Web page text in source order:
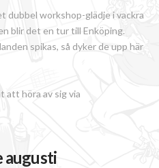
dubbel workshop-glädje i vackra
blir det en tur till Enköping.
spikas, så dyker de upp här
att höra av sig via
augusti